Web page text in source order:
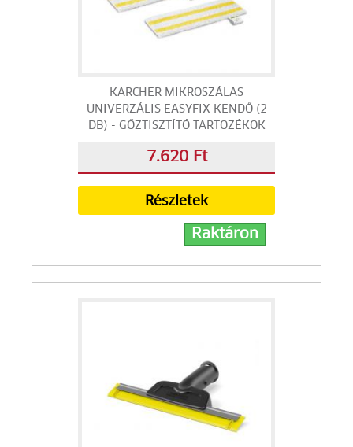
KÄRCHER MIKROSZÁLAS
UNIVERZÁLIS EASYFIX KENDŐ (2
DB) - GŐZTISZTÍTÓ TARTOZÉKOK
7.620 Ft
Részletek
Raktáron